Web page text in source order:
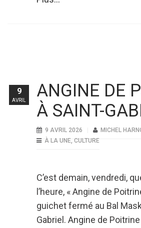
ANGINE DE
À SAINT-
9 AVRIL 2026
MICHEL
À LA UNE, CULTURE
C’est demain, vendredi,
l’heure, « Angine de
guichet fermé au Bal
Gabriel. Angine de
9
AVRIL